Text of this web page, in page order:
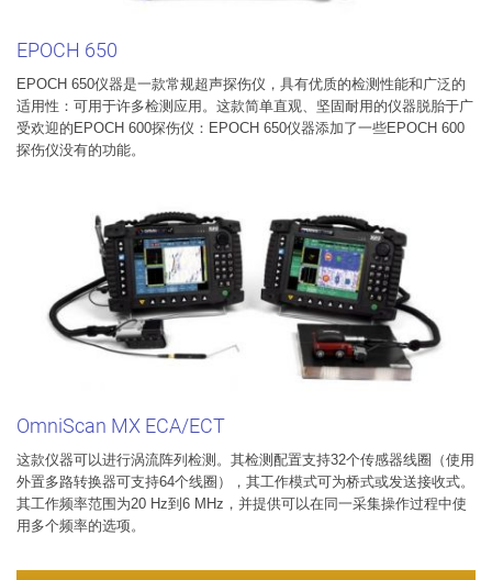
EPOCH 650
EPOCH 650仪器是一款常规超声探伤仪，具有优质的检测性能和广泛的
适用性：可用于许多检测应用。这款简单直观、坚固耐用的仪器脱胎于广
受欢迎的EPOCH 600探伤仪：EPOCH 650仪器添加了一些EPOCH 600
探伤仪没有的功能。
OmniScan MX ECA/ECT
这款仪器可以进行涡流阵列检测。其检测配置支持32个传感器线圈（使用
外置多路转换器可支持64个线圈），其工作模式可为桥式或发送接收式。
其工作频率范围为20 Hz到6 MHz，并提供可以在同一采集操作过程中使
用多个频率的选项。